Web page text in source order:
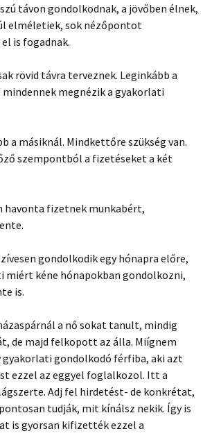
távon gondolkodnak, a jövőben élnek,
elméletiek, sok nézőpontot
is fogadnak.
rövid távra terveznek. Leginkább a
mindennek megnézik a gyakorlati
a másiknál. Mindkettőre szükség van.
szempontból a fizetéseket a két
havonta fizetnek munkabért,
gondolkodik egy hónapra előre,
miért kéne hónapokban gondolkozni,
is.
a nő sokat tanult, mindig
de majd felkopott az álla. Miígnem
gondolkodó férfiba, aki azt
ezzel az eggyel foglalkozol. Itt a
Adj fel hirdetést- de konkrétat,
tudják, mit kínálsz nekik. Így is
is gyorsan kifizették ezzel a